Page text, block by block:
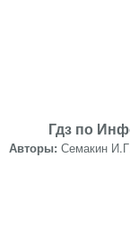
Гдз по
Авторы: Семакин